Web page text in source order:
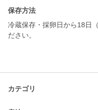
保存方法
冷蔵保存・採卵日から18日
ださい。
カテゴリ